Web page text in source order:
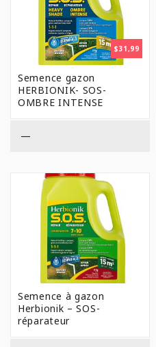
$31,99
Semence gazon
HERBIONIK- SOS-
OMBRE INTENSE
—
Semence à gazon
Herbionik – SOS-
réparateur